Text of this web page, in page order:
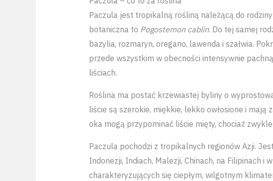
Paczula jest tropikalną rośliną należącą do
botaniczna to Pogostemon cablin. Do tej samej
bazylia, rozmaryn, oregano, lawenda i szałwia.
przede wszystkim w obecności intensywnie
liściach.
Roślina ma postać krzewiastej byliny o
liście są szerokie, miękkie, lekko owłosione i
oka mogą przypominać liście mięty, chociaż
Paczula pochodzi z tropikalnych regionów Azji.
Indonezji, Indiach, Malezji, Chinach, na Filipinach i
charakteryzujących się ciepłym, wilgotnym